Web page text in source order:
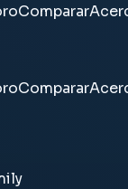
Comparar
Comparar